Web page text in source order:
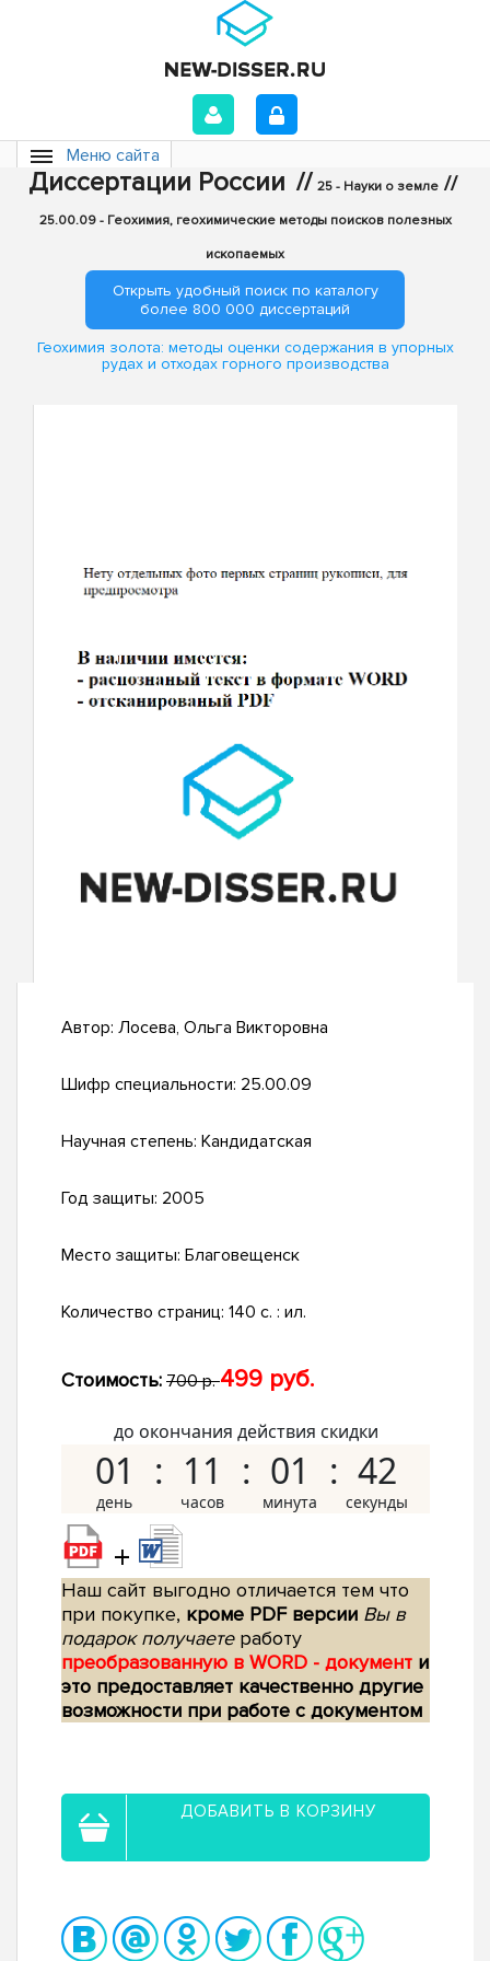
Меню сайта
Диссертации России // 25 - Науки о земле //
25.00.09 - Геохимия, геохимические методы поисков полезных
ископаемых
Открыть удобный поиск по каталогу
более 800 000 диссертаций
Геохимия золота: методы оценки содержания в упорных
рудах и отходах горного производства
Автор: Лосева, Ольга Викторовна
Шифр специальности: 25.00.09
Научная степень: Кандидатская
Год защиты: 2005
Место защиты: Благовещенск
Количество страниц: 140 с. : ил.
Стоимость: 700 р.499 руб.
до окончания действия скидки
01 11 01 41
+
Наш сайт выгодно отличается тем что
при покупке, кроме PDF версии Вы в
подарок получаетеработу
преобразованную в WORD - документ и
это предоставляет качественно другие
возможности при работе с документом
ДОБАВИТЬ В КОРЗИНУ